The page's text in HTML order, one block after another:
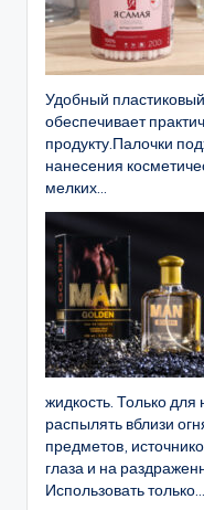
Удобный
обеспечивает
продукту.Палочки
нанесения
мелких...
жидкость. Только
распылять вблизи
предметов,
глаза и на
Использовать только...